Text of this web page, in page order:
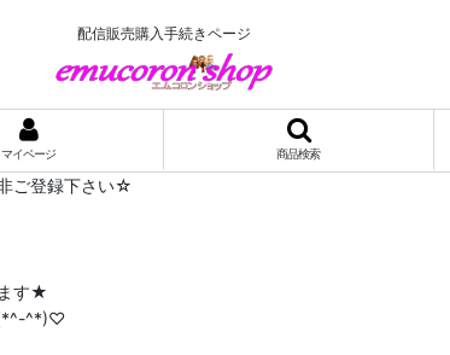
配信販売購入手続きページ
マイページ 商品検索
ご登録下さい☆
す★
(*^-^*)♡